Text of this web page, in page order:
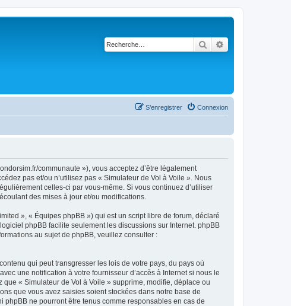
Rechercher
Connexion
S’enregistrer
communaute »), vous acceptez d’être légalement
pas et/ou n’utilisez pas « Simulateur de Vol à Voile ». Nous
celles-ci par vous-même. Si vous continuez d’utiliser
des mises à jour et/ou modifications.
», « Équipes phpBB ») qui est un script libre de forum, déclaré
phpBB facilite seulement les discussions sur Internet. phpBB
au sujet de phpBB, veuillez consulter :
qui peut transgresser les lois de votre pays, du pays où
une notification à votre fournisseur d’accès à Internet si nous le
« Simulateur de Vol à Voile » supprime, modifie, déplace ou
que vous avez saisies soient stockées dans notre base de
ne pourront être tenus comme responsables en cas de